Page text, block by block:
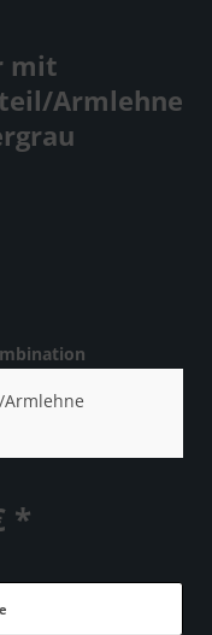
mit
Armlehne
*